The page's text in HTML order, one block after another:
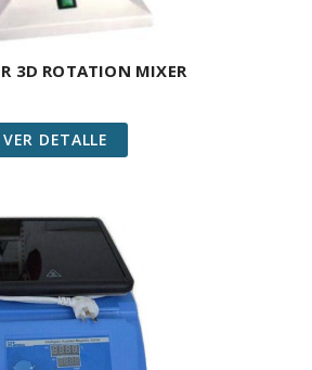
3D ROTATION MIXER
VER DETALLE